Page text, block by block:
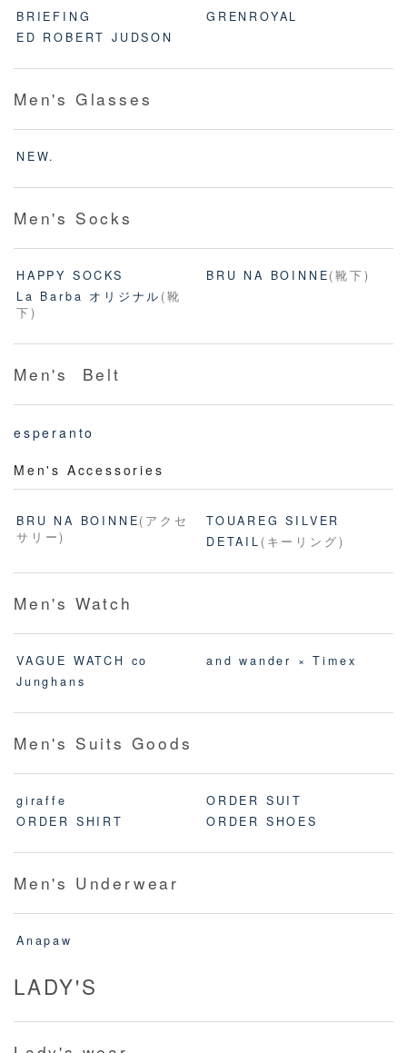
BRIEFING
GRENROYAL
ED ROBERT JUDSON
Men's Glasses
NEW.
Men's Socks
HAPPY SOCKS BRU NA BOINNE(靴下)
La Barba オリジナル (靴
下)
Men's Belt
esperanto
Men's Accessories
BRU NA BOINNE(アクセ
サリー)
TOUAREG SILVER
DETAIL (キーリング)
Men's Watch
VAGUE WATCH co
and wander × Timex
Junghans
Men's Suits Goods
giraffe
ORDER SUIT
ORDER SHIRT
ORDER SHOES
Men's Underwear
Anapaw
LADY'S